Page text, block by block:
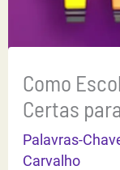
Como
Certas
Palavras-
Carvalho